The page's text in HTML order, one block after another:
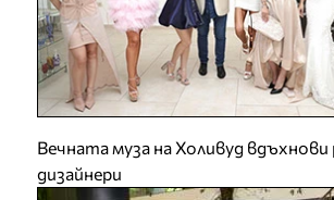
Вечната муза на Холивуд вдъхнови
дизайнери